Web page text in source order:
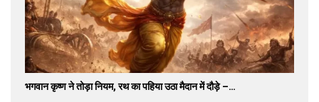
भगवान कृष्ण ने तोड़ा नियम, रथ का पहिया उठा मैदान में दौड़े –…